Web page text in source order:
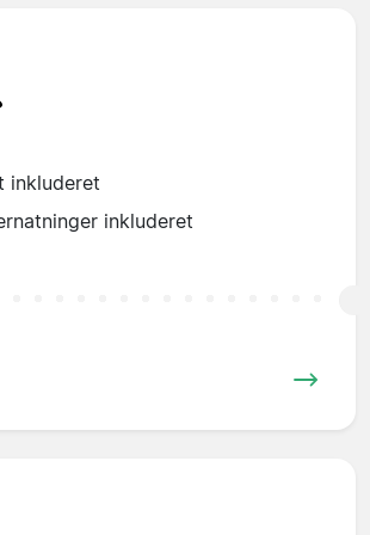
inkluderet
inkluderet